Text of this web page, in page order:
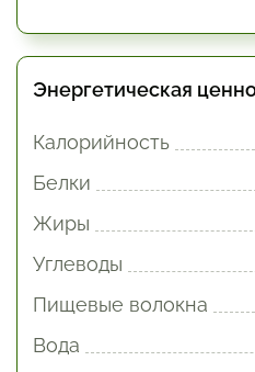
Энергетическая
Калорийность
Белки
Жиры
Углеводы
Пищевые волокна
Вода